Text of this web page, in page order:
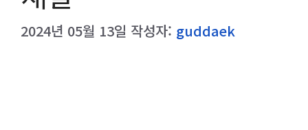
2024년 05월 13일 작성자: guddaek